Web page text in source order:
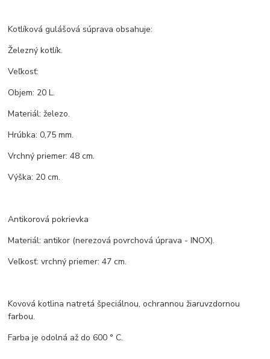
Kotlíková gulášová súprava obsahuje:
Železný kotlík.
Veľkosť:
Objem: 20 L.
Materiál: železo.
Hrúbka: 0,75 mm.
Vrchný priemer: 48 cm.
Výška: 20 cm.
Antikorová pokrievka
Materiál: antikor (nerezová povrchová úprava - INOX).
Veľkosť: vrchný priemer: 47 cm.
Kovová kotlina natretá špeciálnou, ochrannou žiaruvzdornou
farbou.
Farba je odolná až do 600 ° C.